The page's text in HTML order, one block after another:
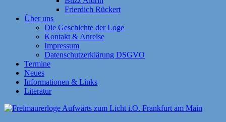
Frierdich Rückert
Über uns
Die Geschichte der Loge
Kontakt & Anreise
Impressum
Datenschutzerklärung DSGVO
Termine
Neues
Informationen & Links
Literatur